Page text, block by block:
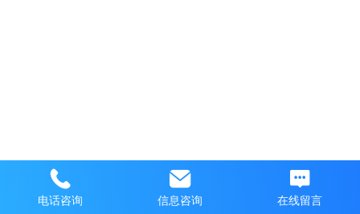
电话咨询 信息咨询 在线留言